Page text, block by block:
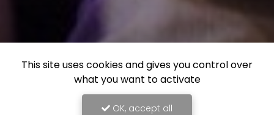
This site uses cookies and gives you control over
what you want to activate
OK, accept all